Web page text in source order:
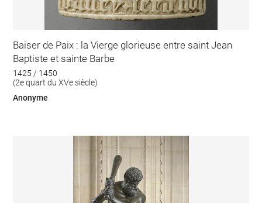
Baiser de Paix : la Vierge glorieuse entre saint Jean
Baptiste et sainte Barbe
1425 / 1450
(2e quart du XVe siècle)
Anonyme